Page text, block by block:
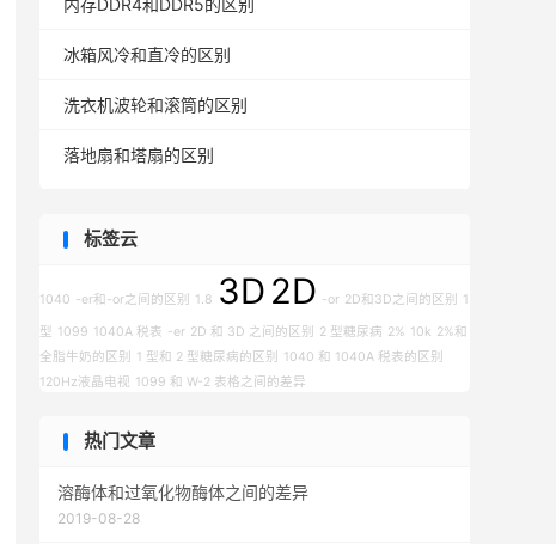
内存DDR4和DDR5的区别
冰箱风冷和直冷的区别
洗衣机波轮和滚筒的区别
落地扇和塔扇的区别
标签云
1040 -er和-or之间的区别 1.8 3D 2D -or 2D和3D之间的区别 1
型 1099 1040A 税表 -er 2D 和 3D 之间的区别 2 型糖尿病 2% 10k 2%和
全脂牛奶的区别
1 型和 2 型糖尿病的区别
1040 和 1040A 税表的区别
120Hz液晶电视 1099 和 W-2 表格之间的差异
热门文章
溶酶体和过氧化物酶体之间的差异
2019-08-28